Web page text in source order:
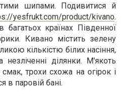
шипами. Подивитися й
yesfrukt.com/product/kivano.
країнах Південної
Кивано містить зелену
кількістю білих насіння,
ділянки. М'якоть
трохи схожа на огірок і
в паровій бані.